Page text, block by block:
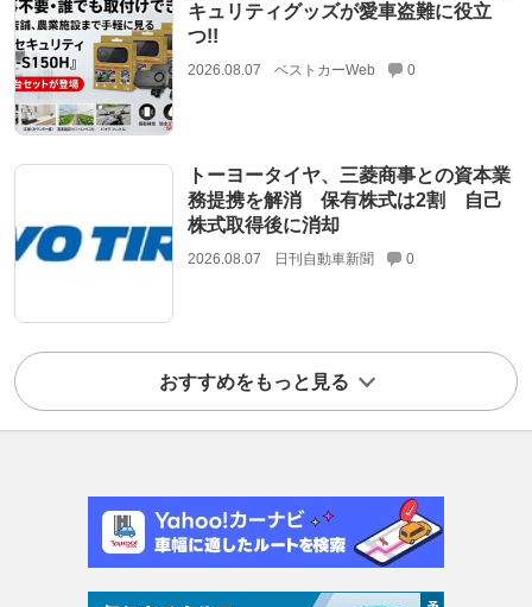
キュリティグッズが愛車盗難に役立
つ!!
2026.08.07 ベストカーWeb 0
トーヨータイヤ、三菱商事との資本業
務提携を解消 保有株式は2割 自己
株式取得後に消却
2026.08.07 日刊自動車新聞 0
おすすめをもっと見る